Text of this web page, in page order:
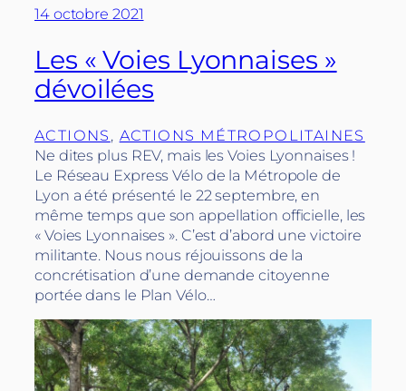
14 octobre 2021
Les « Voies Lyonnaises »
dévoilées
ACTIONS , ACTIONS MÉTROPOLITAINES
Ne dites plus REV, mais les Voies Lyonnaises !
Le Réseau Express Vélo de la Métropole de
Lyon a été présenté le 22 septembre, en
même temps que son appellation officielle, les
« Voies Lyonnaises ». C’est d’abord une victoire
militante. Nous nous réjouissons de la
concrétisation d’une demande citoyenne
portée dans le Plan Vélo…